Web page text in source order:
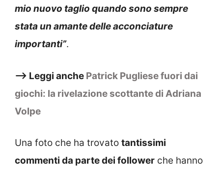
mio nuovo taglio quando sono sempre
stata un amante delle acconciature
importanti”.
–> Leggi anche Patrick Pugliese fuori dai
giochi: la rivelazione scottante di Adriana
Volpe
Una foto che ha trovato tantissimi
commenti da parte dei follower che hanno